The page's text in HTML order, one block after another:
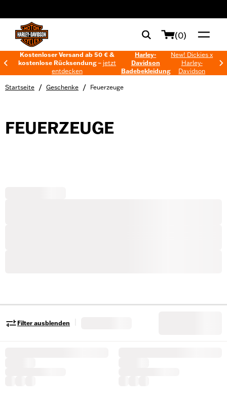
(0)
Kostenloser Versand ab 50 € &
kostenlose Rücksendung – jetzt
entdecken
Harley-
Davidson
Badebekleidung
New! Dickies x
Harley-
Davidson
Startseite / Geschenke / Feuerzeuge
FEUERZEUGE
Filter ausblenden